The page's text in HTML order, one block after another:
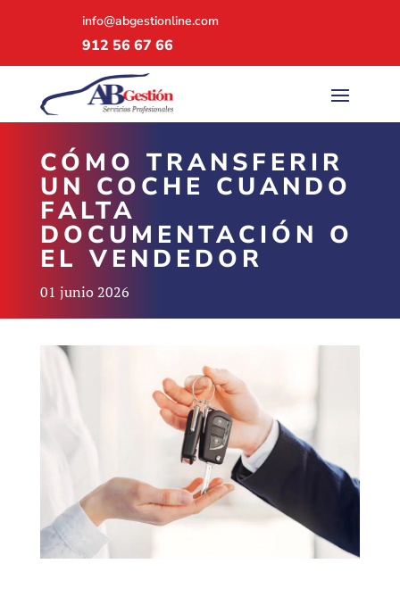
info@abgestionline.com
912 56 67 66
CÓMO TRANSFERIR
UN COCHE CUANDO
FALTA
DOCUMENTACIÓN O
EL VENDEDOR
01 junio 2026